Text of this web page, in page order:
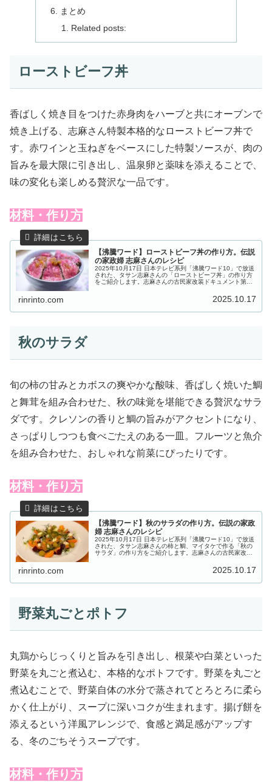
まとめ
Related posts:
ローストビーフ丼
香ばしく焼き目をつけた赤身肉をハーブと共にオーブンで
焼き上げる、志麻さん特製本格的なローストビーフ丼で
す。赤ワインと玉ねぎをベースにした特製ソースが、肉の
旨みを最大限に引き出し、温泉卵と薬味を添えることで、
味の変化も楽しめる贅沢な一品です。
材料・作り方
【沸騰ワード】ローストビーフ丼の作り方。伝説
の家政婦 志麻さんのレシピ
2025年10月17日 日本テレビ系列「沸騰ワード10」で放送
された、タサン志麻さんの「ローストビーフ丼」の作り方
をご紹介します。志麻さんの古民家改装ドキュメント第二
rinrinto.com 2025.10.17
秋のサラダ
旬の柿の甘みとカボスの爽やかな酸味、香ばしく焼いた鯛
と舞茸を組み合わせた、秋の味覚を堪能できる贅沢なサラ
ダです。クレソンの香りと鯛の旨みがアクセントになり、
さっぱりしつつも食べごたえのある一皿。フルーツと魚介
を組み合わせた、おしゃれな前菜にぴったりです。
材料・作り方
【沸騰ワード】秋のサラダの作り方。伝説の家政
婦 志麻さんのレシピ
2025年10月17日 日本テレビ系列「沸騰ワード10」で放送
された、タサン志麻さんの柿と鯛、マイタケで作る「秋の
サラダ」の作り方をご紹介します。志麻さんの古民家改装
rinrinto.com 2025.10.17
野菜丸ごとポトフ
丸鶏からじっくりと旨みを引き出し、根菜や白菜といった
野菜を丸ごと煮込む、本格的なポトフです。野菜を丸ごと
煮込むことで、野菜自体の水分で蒸されてとろとろに柔ら
かく仕上がり、スープに深いコクが生まれます。揚げ餅を
添えるという洋風アレンジで、食感と満足感がアップす
る、冬のごちそうスープです。
材料・作り方